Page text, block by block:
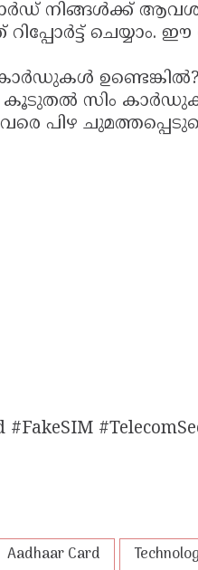
നിങ്ങൾക്ക്
ഉണ്ടെങ്കിൽ?
സിം
പിഴ
#FakeSIM
Aadhaar Card